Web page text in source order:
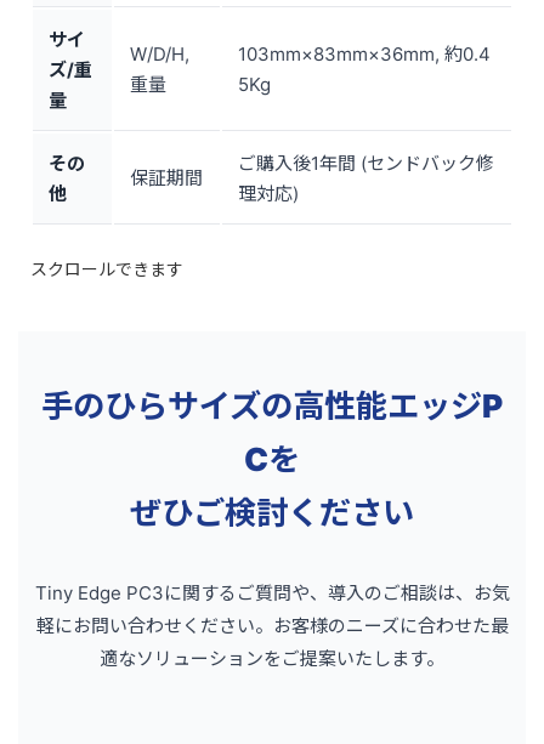
サイ
ズ/重
量
W/D/H,
重量
103mm×83mm×36mm, 約0.4
5Kg
その
他
保証期間
ご購入後1年間 (センドバック修
理対応)
手のひらサイズの高性能エッジP
Cを
ぜひご検討ください
Tiny Edge PC3に関するご質問や、導入のご相談は、お気
軽にお問い合わせください。お客様のニーズに合わせた最
適なソリューションをご提案いたします。